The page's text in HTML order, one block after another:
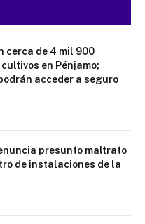
cerca de 4 mil 900
en Pénjamo;
acceder a seguro
presunto maltrato
de instalaciones de la